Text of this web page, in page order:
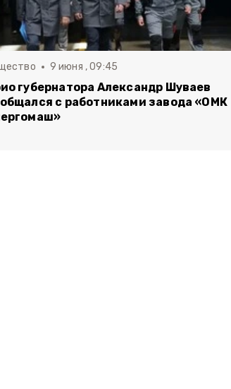
9 июня , 09:45
губернатора Александр Шуваев
с работниками завода «ОМК